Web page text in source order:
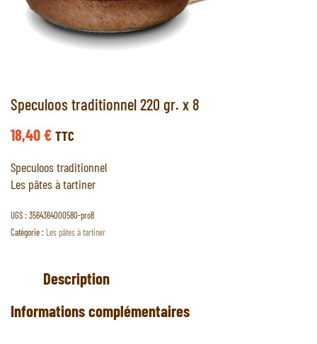
Speculoos traditionnel 220 gr. x 8
18,40€ TTC
Speculoos traditionnel
Les pâtes à tartiner
UGS : 3564364000580-pro8
Catégorie : Les pâtes à tartiner
Description
Informations complémentaires